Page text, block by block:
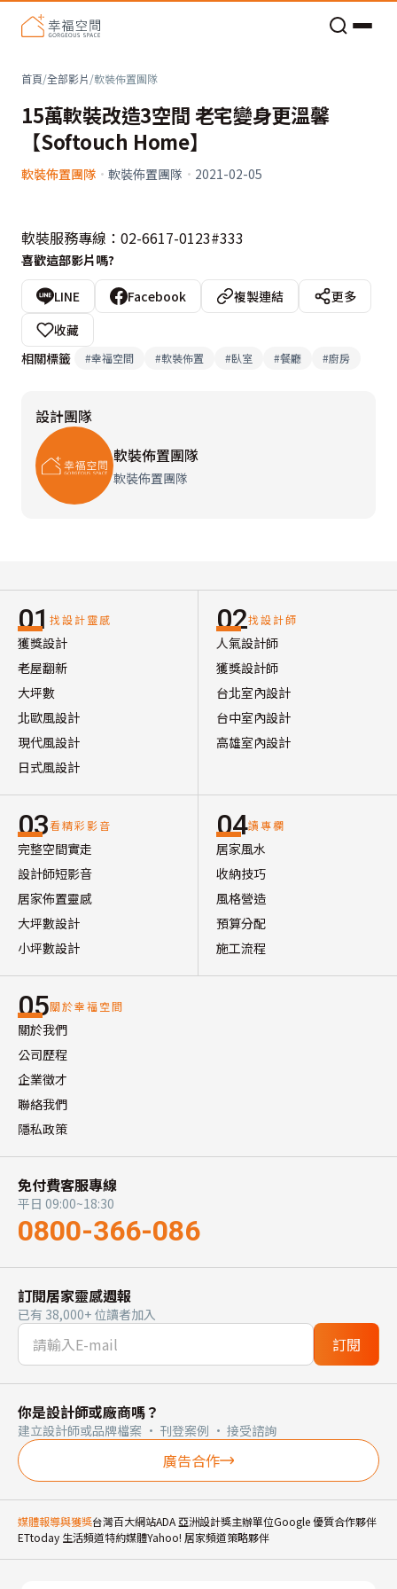
首頁/全部影片/軟裝佈置團隊
15萬軟裝改造3空間 老宅變身更溫馨
【Softouch Home】
軟裝佈置團隊 · 軟裝佈置團隊 · 2021-02-05
軟裝服務專線：02-6617-0123#333
喜歡這部影片嗎?
LINE Facebook 複製連結
更多
收藏
相關標籤
#幸福空間 #軟裝佈置 #臥室 #餐廳 #廚房
設計團隊
軟裝佈置團隊
軟裝佈置團隊
01 找設計靈感
獲獎設計
老屋翻新
大坪數
北歐風設計
現代風設計
日式風設計
02找設計師
人氣設計師
獲獎設計師
台北室內設計
台中室內設計
高雄室內設計
03看精彩影音
完整空間實走
設計師短影音
居家佈置靈感
大坪數設計
小坪數設計
04讀專欄
居家風水
收納技巧
風格營造
預算分配
施工流程
05關於幸福空間
關於我們
公司歷程
企業徵才
聯絡我們
隱私政策
免付費客服專線
平日 09:00~18:30
0800-366-086
訂閱居家靈感週報
已有 38,000+ 位讀者加入
訂閱
你是設計師或廠商嗎？
建立設計師或品牌檔案 · 刊登案例 · 接受諮詢
廣告合作
媒體報導與獲獎台灣百大網站ADA 亞洲設計獎主辦單位Google 優質合作夥伴
ETtoday 生活頻道特約媒體Yahoo! 居家頻道策略夥伴